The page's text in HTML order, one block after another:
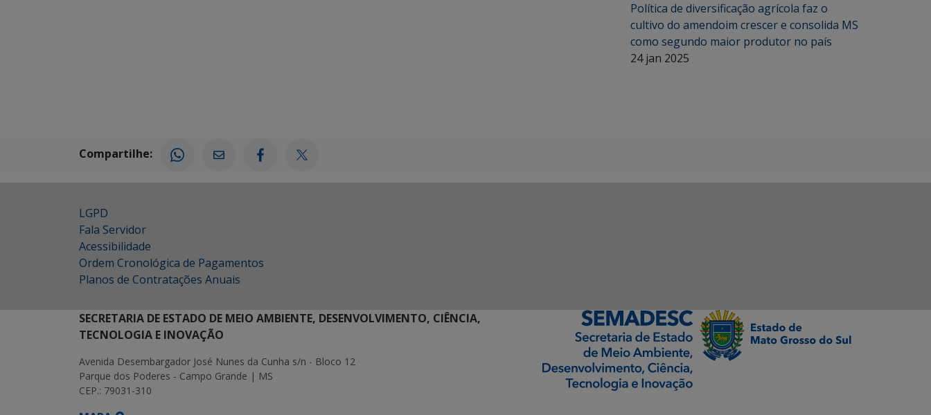
Política de diversificação agrícola faz o
cultivo do amendoim crescer e consolida MS
como segundo maior produtor no país
24 jan 2025
Compartilhe:
LGPD
Fala Servidor
Acessibilidade
Ordem Cronológica de Pagamentos
Planos de Contratações Anuais
SECRETARIA DE ESTADO DE MEIO AMBIENTE, DESENVOLVIMENTO, CIÊNCIA,
TECNOLOGIA E INOVAÇÃO
Avenida Desembargador José Nunes da Cunha s/n - Bloco 12
Parque dos Poderes - Campo Grande | MS
CEP.: 79031-310